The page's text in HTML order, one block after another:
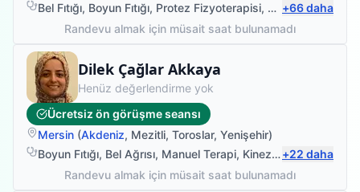
Bel Fıtığı, Boyun Fıtığı, Protez Fizyoterapisi, Sırt Ağrısı
+66daha
Randevu almak için müsait saat bulunamadı
Dilek Çağlar Akkaya
Fizyoterapist
Henüz değerlendirme yok
Ücretsiz ön görüşme seansı
Mersin (Akdeniz, Mezitli, Toroslar, Yenişehir)
Boyun Fıtığı, Bel Ağrısı, Manuel Terapi, Kinezyolojik Bantlama +22 daha
Randevu almak için müsait saat bulunamadı